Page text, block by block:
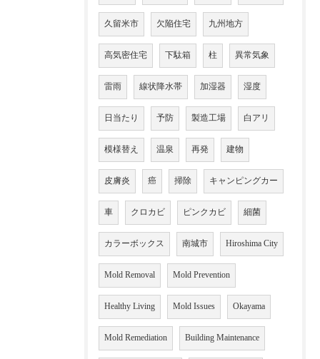
久留米市 欠陥住宅 九州地方
高気密住宅 下駄箱 柱 異常気象
雷雨 線状降水帯 加湿器 湿度
日当たり 予防 製造工場 白アリ
模様替え 温泉 再発 建物
皮膚炎 癌 掃除 キャンピングカー
車 クロカビ ピンクカビ 細菌
カラーボックス 南城市 Hiroshima City
Mold Removal Mold Prevention
Healthy Living Mold Issues Okayama
Mold Remediation Building Maintenance